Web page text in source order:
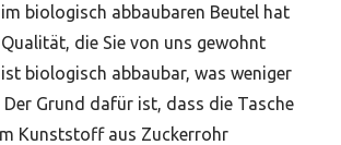
biologisch abbaubaren Beutel hat
die Sie von uns gewohnt
biologisch abbaubar, was weniger
Grund dafür ist, dass die Tasche
Kunststoff aus Zuckerrohr